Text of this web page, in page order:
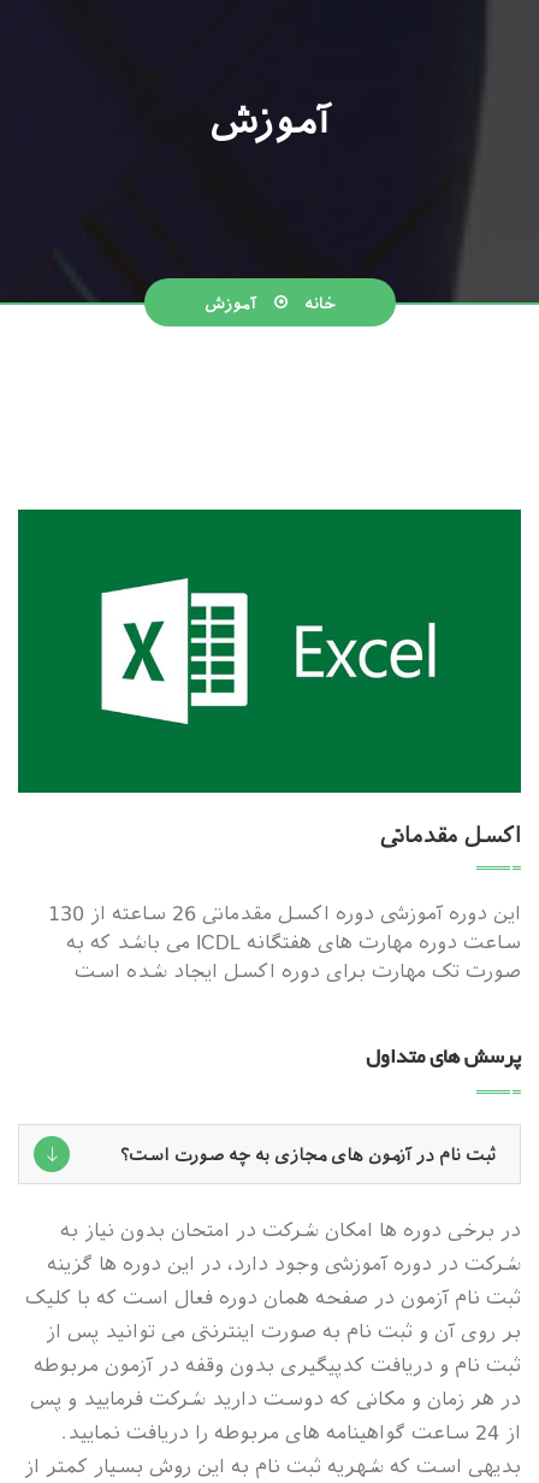
آموزش
خانه آموزش
اکسل مقدماتی
این دوره آموزشی دوره اکسل مقدماتی 26 ساعته از 130
ساعت دوره مهارت های هفتگانه ICDL می باشد که به
صورت تک مهارت برای دوره اکسل ایجاد شده است‌
پرسش های متداول
ثبت نام در آزمون های مجازی به چه صورت است؟
در برخی دوره ها امکان شرکت در امتحان بدون نیاز به
شرکت در دوره آموزشی وجود دارد، در این دوره ها گزینه
ثبت نام آزمون در صفحه همان دوره فعال است که با کلیک
بر روی آن و ثبت نام به صورت اینترنتی می توانید پس از
ثبت نام و دریافت کدپیگیری بدون وقفه در آزمون مربوطه
در هر زمان و مکانی که دوست دارید شرکت فرمایید و پس
از 24 ساعت گواهینامه های مربوطه را دریافت نمایید.
بدیهی است که شهریه ثبت نام به این روش بسیار کمتر از